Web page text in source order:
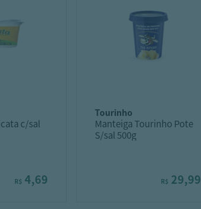
c/sal
R$ 4,69
tourinho
Manteiga Tourinho Pote
S/sal 500g
R$ 29,99